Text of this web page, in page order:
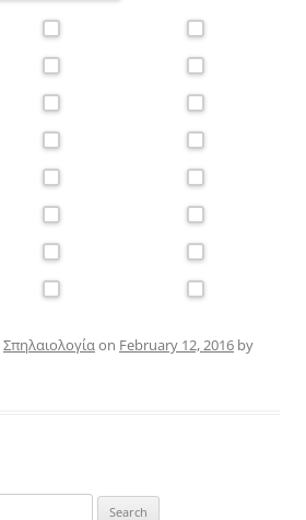
Σπηλαιολογίαon February 12, 2016 by